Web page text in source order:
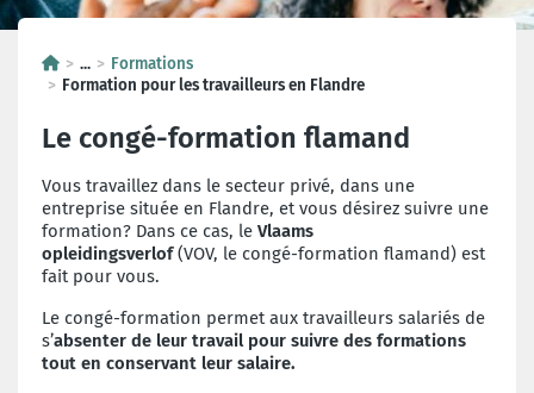
...
Formations
Formation pour les travailleurs en Flandre
Le congé-formation flamand
Vous travaillez dans le secteur privé, dans une
entreprise située en Flandre, et vous désirez suivre une
formation? Dans ce cas, le Vlaams
opleidingsverlof(VOV, le congé-formation flamand) est
fait pour vous.
Le congé-formation permet aux travailleurs salariés de
s’absenter de leur travail pour suivre des formations
tout en conservant leur salaire.